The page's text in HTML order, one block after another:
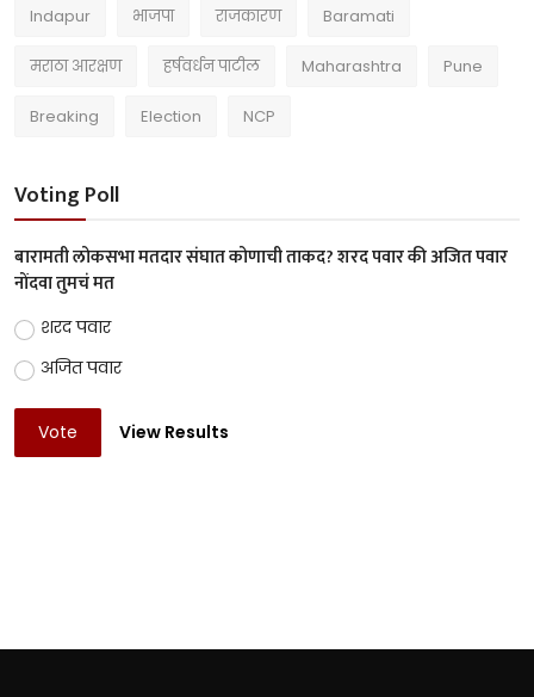
Indapur भाजपा राजकारण Baramati
मराठा आरक्षण हर्षवर्धन पाटील Maharashtra Pune
Breaking Election NCP
Voting Poll
बारामती लोकसभा मतदार संघात कोणाची ताकद? शरद पवार की अजित पवार
नोंदवा तुमचं मत
शरद पवार
अजित पवार
Vote View Results